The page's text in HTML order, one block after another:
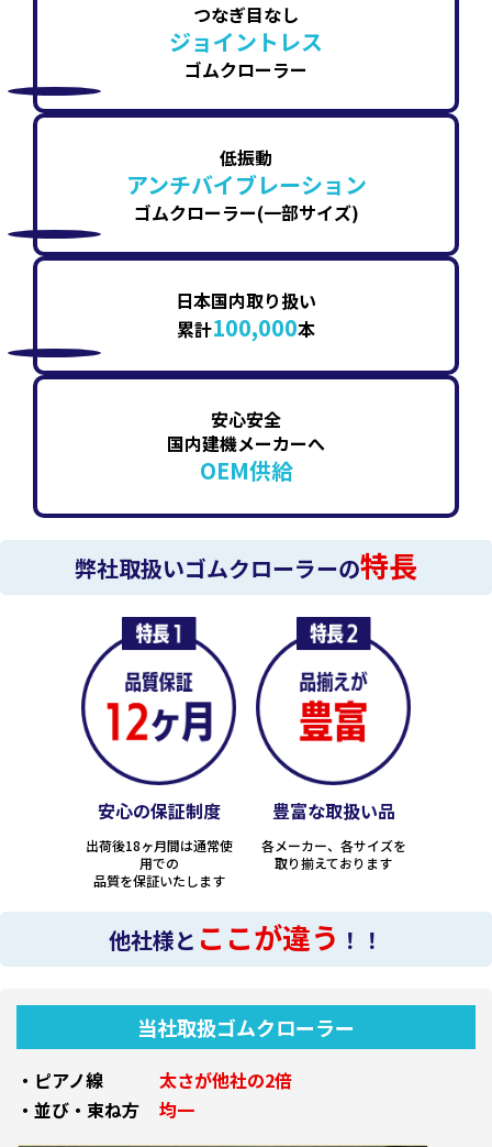
つなぎ目なし
ジョイントレス
ゴムクローラー
低振動
アンチバイブレーション
ゴムクローラー(一部サイズ)
日本国内取り扱い
累計100,000本
安心安全
国内建機メーカーへ
OEM供給
弊社取扱いゴムクローラーの特長
安心の保証制度
出荷後18ヶ月間は通常使
用での
品質を保証いたします
豊富な取扱い品
各メーカー、各サイズを
取り揃えております
他社様と ここが違う ！！
当社取扱ゴムクローラー
・ピアノ線
太さが他社の2倍
・並び・束ね方
均一